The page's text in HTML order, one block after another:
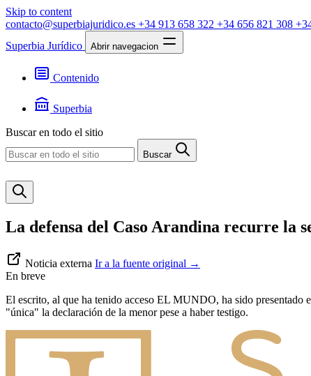
Skip to content
contacto@superbiajuridico.es +34 913 658 322 +34 656 821 308
Superbia Jurídico
Abrir navegacion
Contenido
Jurisprudencia
Noticias
Superbia
Contacto
Buscar en todo el sitio
Buscar
La defensa del Caso Arandina recurre la
Noticia externa Ir a la fuente original →
En breve
El escrito, al que ha tenido acceso EL MUNDO, ha sido presentado
"única" la declaración de la menor pese a haber testigo.